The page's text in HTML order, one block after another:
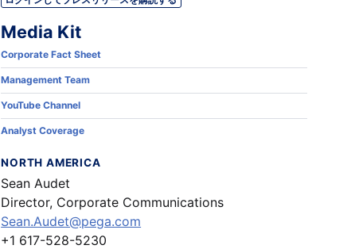
Media Kit
Corporate Fact Sheet
Management Team
YouTube Channel
Analyst Coverage
NORTH AMERICA
Sean Audet
Director, Corporate Communications
Sean.Audet@pega.com
+1 617-528-5230